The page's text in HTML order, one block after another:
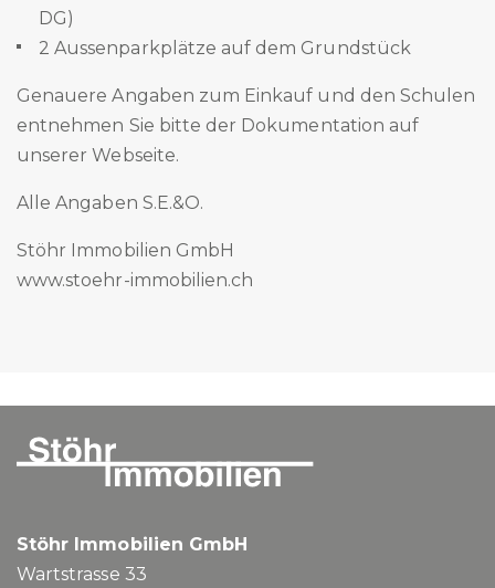
DG)
2 Aussenparkplätze auf dem Grundstück
Genauere Angaben zum Einkauf und den Schulen
entnehmen Sie bitte der Dokumentation auf
unserer Webseite.
Alle Angaben S.E.&O.
Stöhr Immobilien GmbH
www.stoehr-immobilien.ch
Stöhr Immobilien GmbH
Wartstrasse 33